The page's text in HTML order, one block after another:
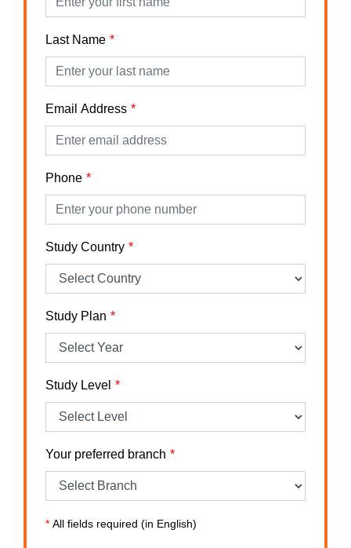
Last Name
Email Address
Phone
Study Country
Study Plan
Study Level
Your preferred branch
* All fields required (in English)